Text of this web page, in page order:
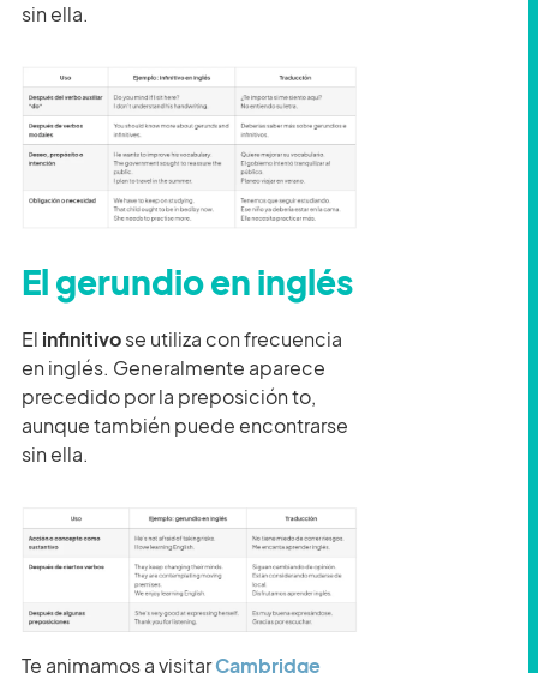
sin ella.
El gerundio en inglés
El infinitivose utiliza con frecuencia
en inglés. Generalmente aparece
precedido por la preposición to,
aunque también puede encontrarse
sin ella.
Te animamos a visitarCambridge